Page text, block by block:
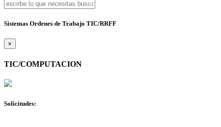
Sistemas Ordenes de Trabajo TIC/RRFF
×
TIC/COMPUTACION
Solicitudes: